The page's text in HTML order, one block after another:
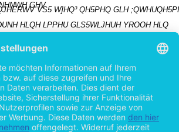
GHV
VS5 W]HQ³ QH5PHQ GLH
HLQH LPPHU GLS5WLJHUH YROOH HLQ